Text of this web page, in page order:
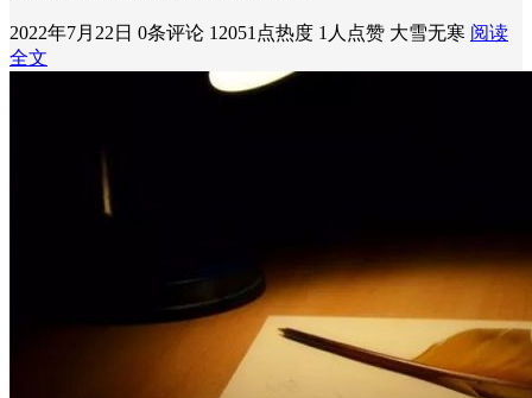
2022年7月22日 0条评论 12051点热度 1人点赞 大雪无寒 阅读
全文